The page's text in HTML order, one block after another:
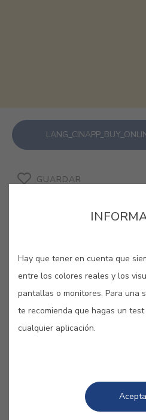
GUARDAR
¡Ilumina cualquier
amarillos! Déjate llevar
serenidad, y aprovecha
Hay que tener en cuenta que
entre los colores reales y los
pantallas o monitores. Para una
te recomienda que hagas un
cualquier aplicación.